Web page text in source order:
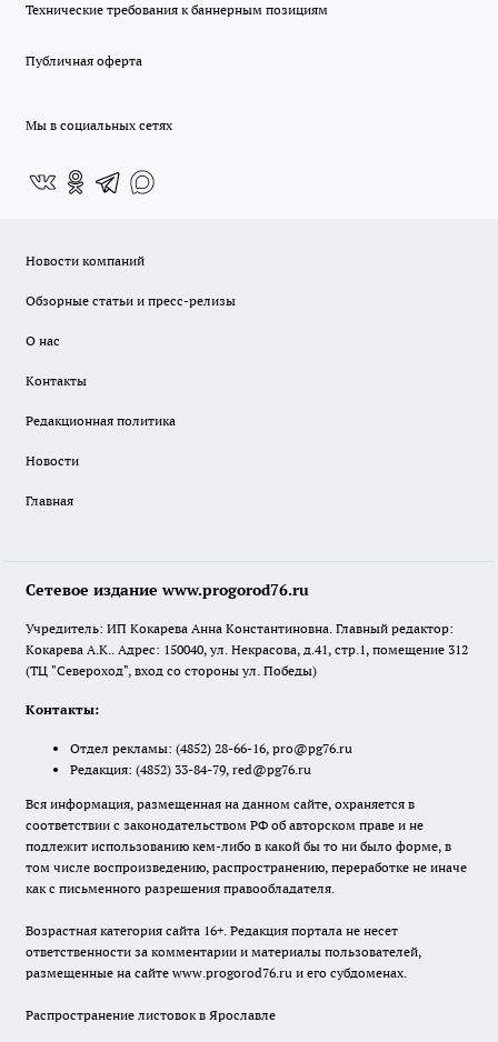
Технические требования к баннерным позициям
Публичная оферта
Мы в социальных сетях
Новости компаний
Обзорные статьи и пресс-релизы
О нас
Контакты
Редакционная политика
Новости
Главная
Сетевое издание www.progorod76.ru
Учредитель: ИП Кокарева Анна Константиновна. Главный редактор:
Кокарева А.К.. Адрес: 150040, ул. Некрасова, д.41, стр.1, помещение 312
(ТЦ "Североход", вход со стороны ул. Победы)
Контакты:
Отдел рекламы: (4852) 28-66-16, pro@pg76.ru
Редакция: (4852) 33-84-79, red@pg76.ru
Вся информация, размещенная на данном сайте, охраняется в
соответствии с законодательством РФ об авторском праве и не
подлежит использованию кем-либо в какой бы то ни было форме, в
том числе воспроизведению, распространению, переработке не иначе
как с письменного разрешения правообладателя.
Возрастная категория сайта 16+. Редакция портала не несет
ответственности за комментарии и материалы пользователей,
размещенные на сайте www.progorod76.ru и его субдоменах.
Распространение листовок в Ярославле